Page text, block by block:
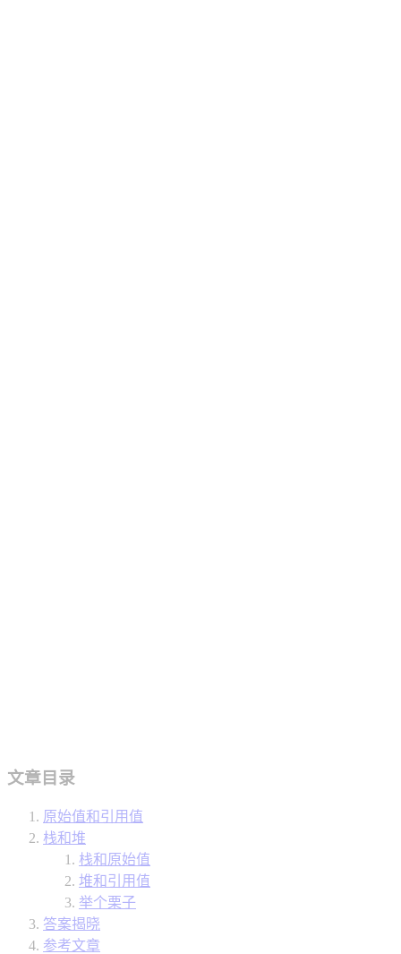
文章目录
原始值和引用值
栈和堆
栈和原始值
堆和引用值
举个栗子
答案揭晓
参考文章